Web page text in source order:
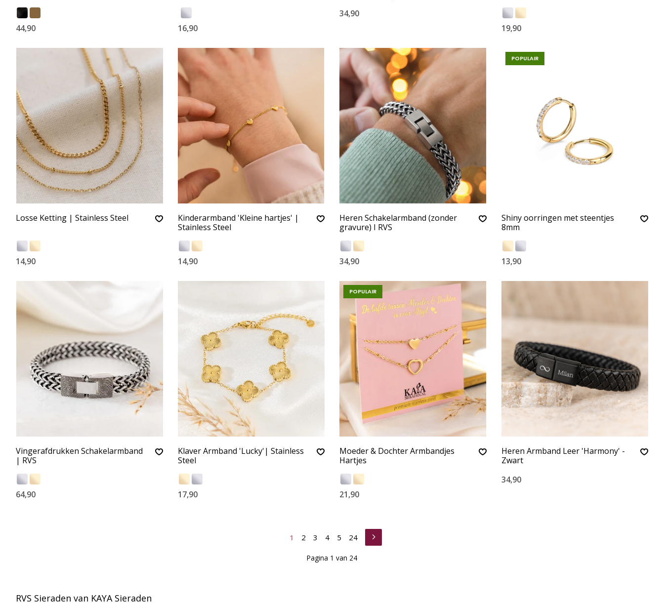
44,90 16,90
34,90
19,90
Losse Ketting | Stainless Steel
14,90
Kinderarmband 'Kleine hartjes' |
Stainless Steel
14,90
Heren Schakelarmband (zonder
gravure) I RVS
34,90
POPULAIR
Shiny oorringen met steentjes
8mm
13,90
Vingerafdrukken Schakelarmband
| RVS
64,90
Klaver Armband 'Lucky'| Stainless
Steel
17,90
POPULAIR
Moeder & Dochter Armbandjes
Hartjes
21,90
Heren Armband Leer 'Harmony' -
Zwart
34,90
1 2 3 4 5 24
Pagina 1 van 24
RVS Sieraden van KAYA Sieraden